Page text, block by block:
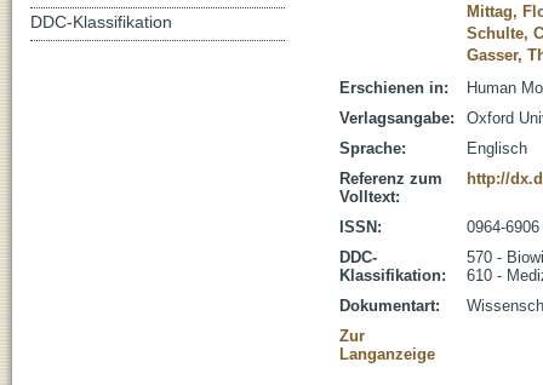
Mittag,
Schulte,
Gasser,
Erschienen in:
Human
Verlagsangabe:
Oxford
Sprache:
Englisch
Referenz zum
Volltext:
http://
ISSN:
0964-6906
DDC-
Klassifikation:
570 -
610 -
Dokumentart:
Zur
Langanzeige
DDC-Klassifikation